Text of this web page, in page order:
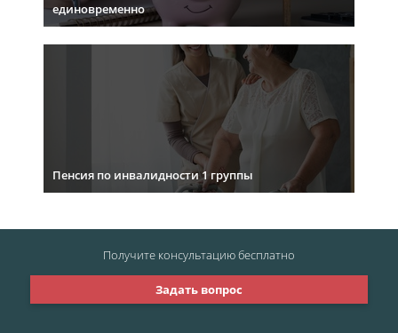
единовременно
Пенсия по инвалидности 1 группы
Задать вопрос
Получите консультациюбесплатно